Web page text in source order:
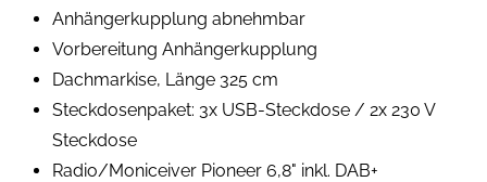
Anhängerkupplung abnehmbar
Vorbereitung Anhängerkupplung
Dachmarkise, Länge 325 cm
Steckdosenpaket: 3x USB-Steckdose / 2x 230 V
Steckdose
Radio/Moniceiver Pioneer 6,8" inkl. DAB+